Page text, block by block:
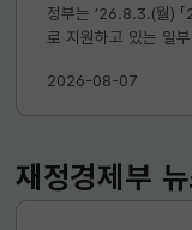
정부는 ’26.8.3.(월)
로 지원하고 있는 일
2026-08-07
재정경제부